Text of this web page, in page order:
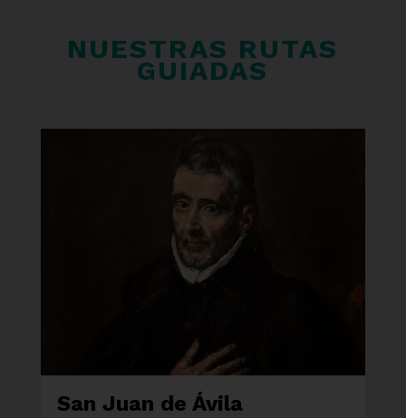
NUESTRAS RUTAS
GUIADAS
San Juan de Ávila